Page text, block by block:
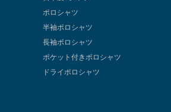
ポロシャツ
半袖ポロシャツ
長袖ポロシャツ
ポケット付きポロシャツ
ドライポロシャツ